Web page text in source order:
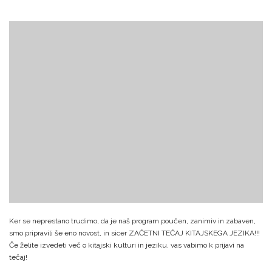
Ker se neprestano trudimo, da je naš program poučen, zanimiv in zabaven,
smo pripravili še eno novost, in sicer ZAČETNI TEČAJ KITAJSKEGA JEZIKA!!!
Če želite izvedeti več o kitajski kulturi in jeziku, vas vabimo k prijavi na
tečaj!